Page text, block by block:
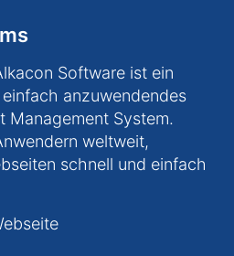
Software ist ein
anzuwendendes
Management System.
weltweit,
schnell und einfach